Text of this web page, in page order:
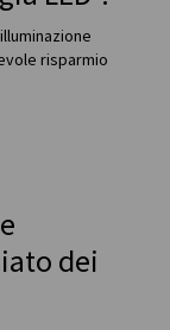
risparmio
dei